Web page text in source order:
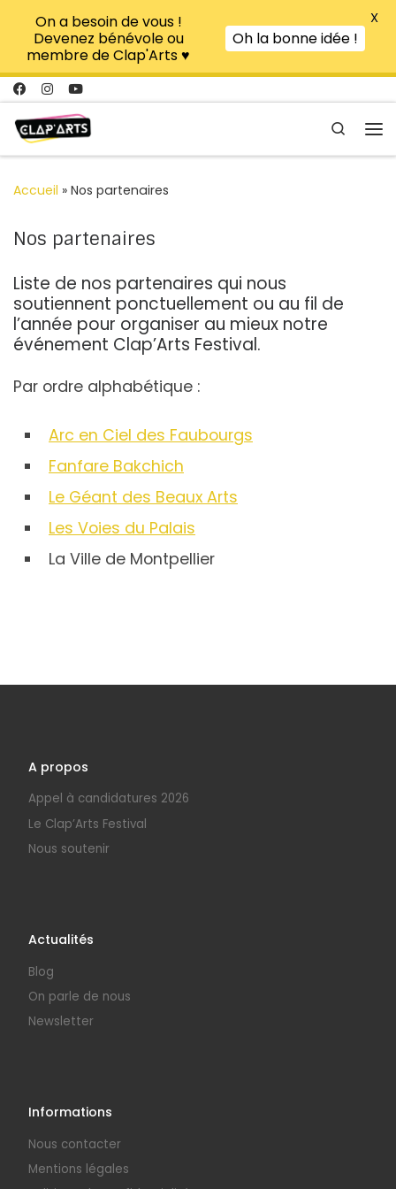
Passer au contenu
Search
Accueil » Nos partenaires
Nos partenaires
Liste de nos partenaires qui nous
soutiennent ponctuellement ou au fil de
l’année pour organiser au mieux notre
événement Clap’Arts Festival.
Par ordre alphabétique :
Arc en Ciel des Faubourgs
Fanfare Bakchich
Le Géant des Beaux Arts
Les Voies du Palais
La Ville de Montpellier
A propos
Appel à candidatures 2026
Le Clap’Arts Festival
Nous soutenir
Actualités
Blog
On parle de nous
Newsletter
Informations
Nous contacter
Mentions légales
On a besoin de vous !
Devenez bénévole ou
membre de Clap'Arts ♥
Oh la bonne idée !
X